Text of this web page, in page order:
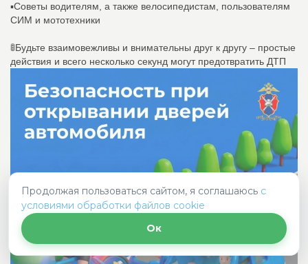
▪Советы водителям, а также велосипедистам, пользователям
СИМ и мототехники
🚦Будьте взаимовежливы и внимательны друг к другу – простые
действия и всего несколько секунд могут предотвратить ДТП
Продолжая пользоваться сайтом, я соглашаюсь с
условиями обработки файлов cookie
Ок